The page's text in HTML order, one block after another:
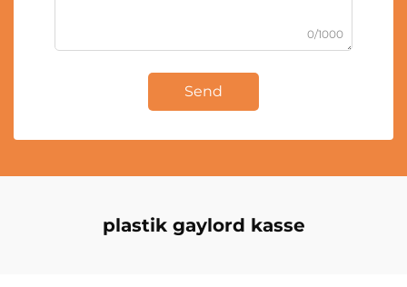
0/1000
Send
plastik gaylord kasse